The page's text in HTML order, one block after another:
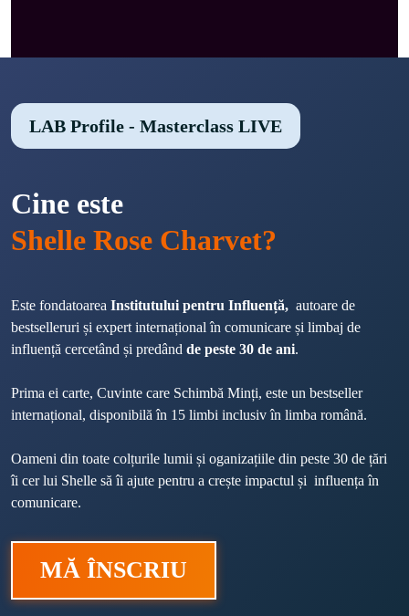
LAB Profile - Masterclass LIVE
Cine este
Shelle Rose Charvet?
Este fondatoarea Institutului pentru Influență, autoare de
bestselleruri și expert internațional în comunicare și limbaj de
influență cercetând și predând de peste 30 de ani.
Prima ei carte, Cuvinte care Schimbă Minți, este un bestseller
internațional, disponibilă în 15 limbi inclusiv în limba română.
Oameni din toate colțurile lumii și oganizațiile din peste 30 de țări
îi cer lui Shelle să îi ajute pentru a crește impactul și  influența în
comunicare.
MĂ ÎNSCRIU